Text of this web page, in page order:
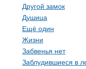
Другой замок
Душица
Ещё один
Жизни
Забвенья нет
Заблудившиеся в